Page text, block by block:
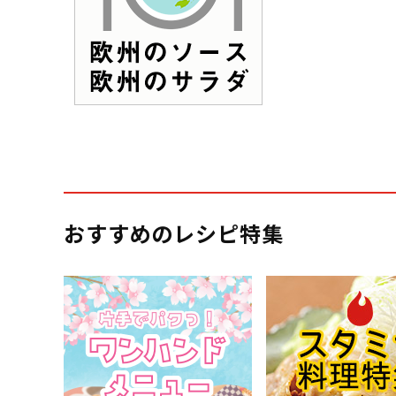
おすすめのレシピ特集